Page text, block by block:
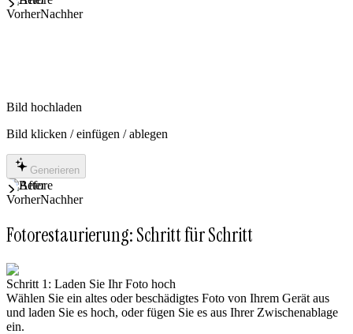
VorherNachher
Bild hochladen
Bild klicken / einfügen / ablegen
Generieren
VorherNachher
Fotorestaurierung: Schritt für Schritt
Schritt 1: Laden Sie Ihr Foto hoch
Wählen Sie ein altes oder beschädigtes Foto von Ihrem Gerät aus
und laden Sie es hoch, oder fügen Sie es aus Ihrer Zwischenablage
ein.